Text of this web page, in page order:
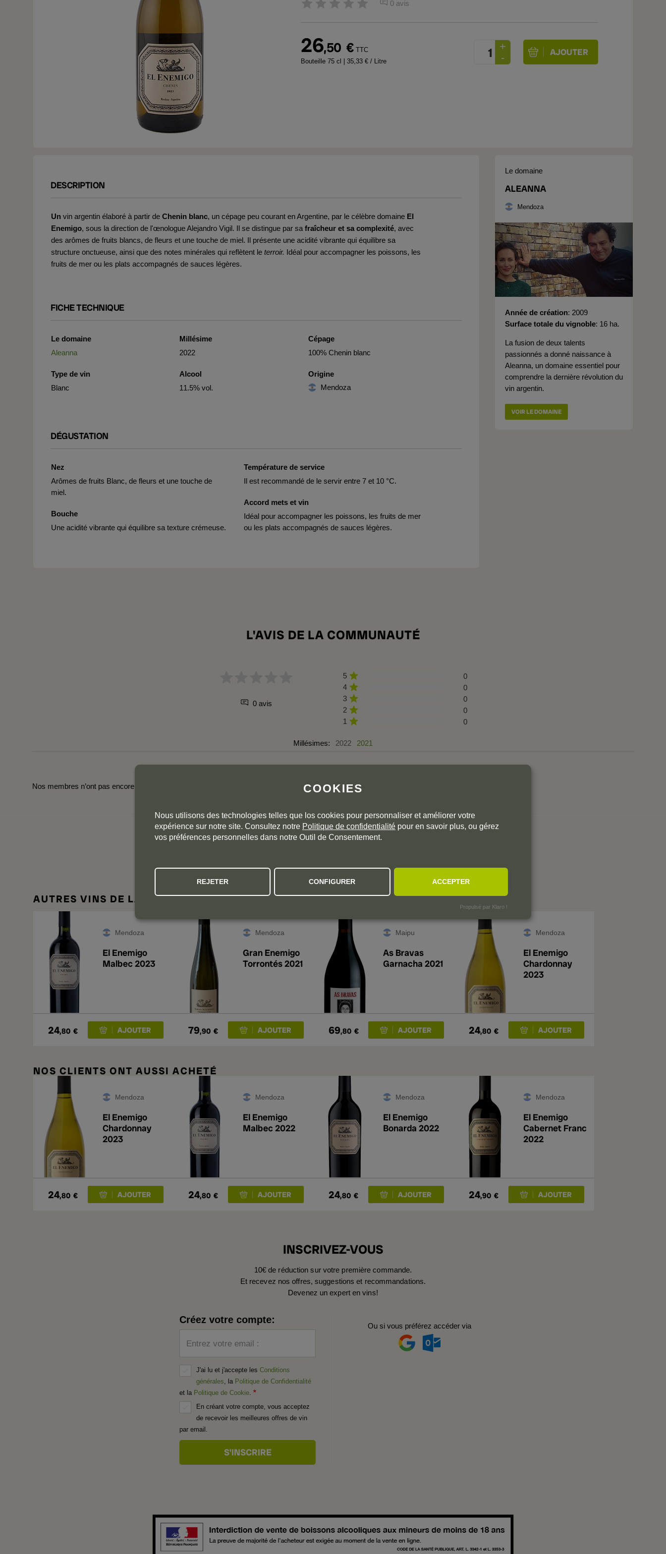
0 avis
26,50 € TTC
Bouteille 75 cl | 35,33 € / Litre
DESCRIPTION
Un vin argentin élaboré à partir de Chenin blanc, un cépage peu courant en Argentine, par le célèbre domaine El
Enemigo, sous la direction de l'œnologue Alejandro Vigil. Il se distingue par sa fraîcheur et sa complexité, avec
des arômes de fruits blancs, de fleurs et une touche de miel. Il présente une acidité vibrante qui équilibre sa
structure onctueuse, ainsi que des notes minérales qui reflètent le terroir. Idéal pour accompagner les poissons, les
fruits de mer ou les plats accompagnés de sauces légères.
FICHE TECHNIQUE
Le domaine
Aleanna
Type de vin
Blanc
Millésime
2022
Alcool
11.5% vol.
Cépage
100% Chenin blanc
Origine
Mendoza
DÉGUSTATION
Nez
Arômes de fruits Blanc, de fleurs et une touche de
miel.
Bouche
Une acidité vibrante qui équilibre sa texture crémeuse.
Température de service
Il est recommandé de le servir entre 7 et 10 °C.
Accord mets et vin
Idéal pour accompagner les poissons, les fruits de mer
ou les plats accompagnés de sauces légères.
Le domaine
ALEANNA
Mendoza
Année de création 2009
Surface totale du vignoble 16 ha.
La fusion de deux talents
passionnés a donné naissance à
Aleanna, un domaine essentiel pour
comprendre la dernière révolution du
vin argentin.
VOIR LE DOMAINE
L'AVIS DE LA COMMUNAUTÉ
0 avis
5
0
4
0
3
0
2
0
1
0
Millésimes: 2022 2021
Nos membres n’ont pas encore laissé de commentaires pour ce millésime. Cliquez sur les millésimes précédents pour accéder aux commentaires.
NOS RECOMMANDATIONS PERSONNALISÉES
AUTRES VINS DE LA MÊME CAVE
Mendoza
El Enemigo
Malbec 2023
24,80 €
Mendoza
Gran Enemigo
Torrontés 2021
79,90 €
Maipu
As Bravas
Garnacha 2021
69,80 €
Mendoza
El Enemigo
Chardonnay
2023
24,80 €
NOS CLIENTS ONT AUSSI ACHETÉ
Mendoza
El Enemigo
Chardonnay
2023
24,80 €
Mendoza
El Enemigo
Malbec 2022
24,80 €
Mendoza
El Enemigo
Bonarda 2022
24,80 €
Mendoza
El Enemigo
Cabernet Franc
2022
24,90 €
INSCRIVEZ-VOUS
10€ de réduction sur votre première commande.
Et recevez nos offres, suggestions et recommandations.
Devenez un expert en vins!
Créez votre compte:
Entrez votre email :
J'ai lu et j'accepte les Conditions
générales, la Politique de Confidentialité
et la Politique de Cookie.
En créant votre compte, vous acceptez
de recevoir les meilleures offres de vin
par email.
Ou si vous préférez accéder via
COOKIES
Nous utilisons des technologies telles que los cookies pour personnaliser et améliorer votre
expérience sur notre site. Consultez notre Politique de confidentialité pour en savoir plus, ou gérez
vos préférences personnelles dans notre Outil de Consentement.
REJETER CONFIGURER ACCEPTER
Propulsé par Klaro !